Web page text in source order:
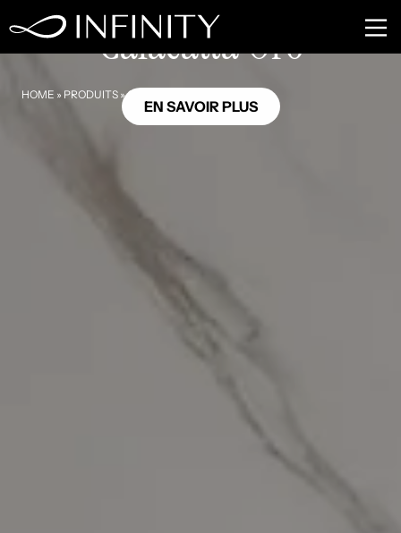
HOME » PRODUITS »CALACATTA ORO
MB06
Calacatta Oro
EN SAVOIR PLUS